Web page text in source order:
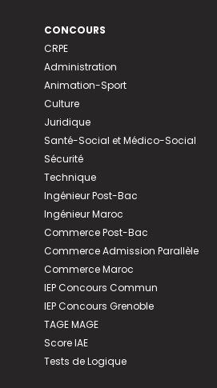
CONCOURS
CRPE
Administration
Animation-Sport
Culture
Juridique
Santé-Social et Médico-Social
Sécurité
Technique
Ingénieur Post-Bac
Ingénieur Maroc
Commerce Post-Bac
Commerce Admission Parallèle
Commerce Maroc
IEP Concours Commun
IEP Concours Grenoble
TAGE MAGE
Score IAE
Tests de Logique